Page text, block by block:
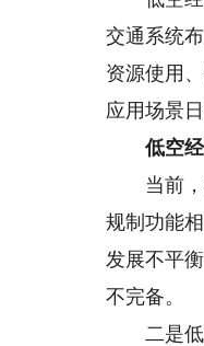
交通系统
资源使用
应用场景
低空
当前，我
规制功能
发展不平
不完备。
二是低空